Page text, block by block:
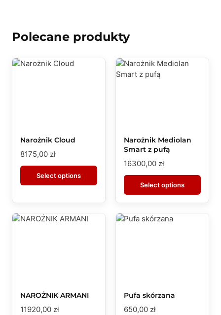
Polecane produkty
Narożnik Cloud
8175,00 zł
Select options
Narożnik Mediolan
Smart z pufą
16300,00 zł
Select options
NAROŻNIK ARMANI
11920,00 zł
Pufa skórzana
650,00 zł